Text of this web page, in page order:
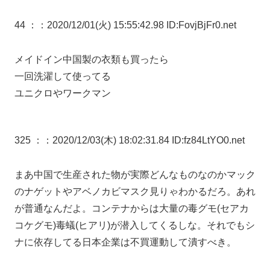
44 ： ：2020/12/01(火) 15:55:42.98 ID:FovjBjFr0.net
メイドイン中国製の衣類も買ったら
一回洗濯して使ってる
ユニクロやワークマン
325 ： ：2020/12/03(木) 18:02:31.84 ID:fz84LtYO0.net
まあ中国で生産された物が実際どんなものなのかマック
のナゲットやアベノカビマスク見りゃわかるだろ。あれ
が普通なんだよ。コンテナからは大量の毒グモ(セアカ
コケグモ)毒蟻(ヒアリ)が潜入してくるしな。それでもシ
ナに依存してる日本企業は不買運動して潰すべき。